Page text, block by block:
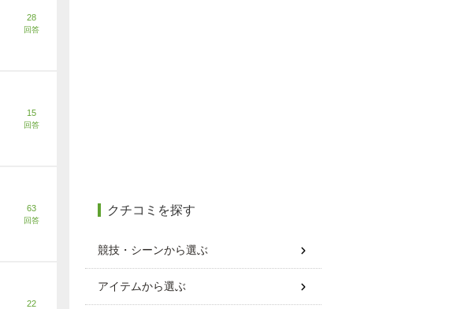
28
回答
15
回答
63
回答
22
クチコミを探す
競技・シーンから選ぶ
アイテムから選ぶ